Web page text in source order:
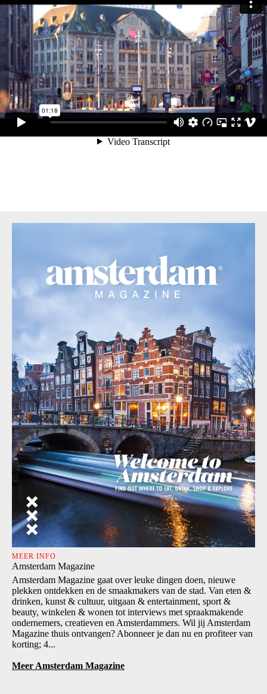
MEER INFO
Amsterdam Magazine
Amsterdam Magazine gaat over leuke dingen doen, nieuwe
plekken ontdekken en de smaakmakers van de stad. Van eten &
drinken, kunst & cultuur, uitgaan & entertainment, sport &
beauty, winkelen & wonen tot interviews met spraakmakende
ondernemers, creatieven en Amsterdammers. Wil jij Amsterdam
Magazine thuis ontvangen? Abonneer je dan nu en profiteer van
korting; 4...
Meer Amsterdam Magazine